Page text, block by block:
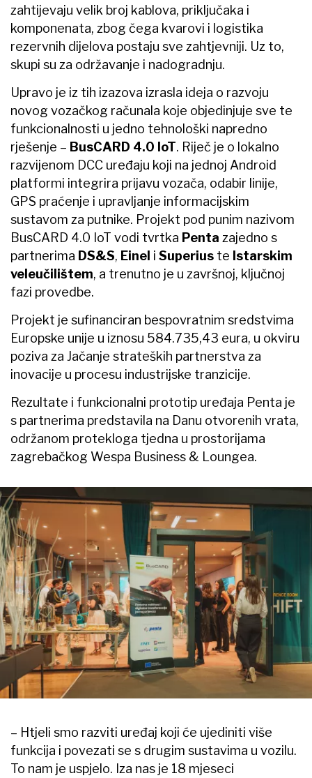
zahtijevaju velik broj kablova, priključaka i
komponenata, zbog čega kvarovi i logistika
rezervnih dijelova postaju sve zahtjevniji. Uz to,
skupi su za održavanje i nadogradnju.
Upravo je iz tih izazova izrasla ideja o razvoju
novog vozačkog računala koje objedinjuje sve te
funkcionalnosti u jedno tehnološki napredno
rješenje – BusCARD 4.0 IoT. Riječ je o lokalno
razvijenom DCC uređaju koji na jednoj Android
platformi integrira prijavu vozača, odabir linije,
GPS praćenje i upravljanje informacijskim
sustavom za putnike. Projekt pod punim nazivom
BusCARD 4.0 IoT vodi tvrtka Penta zajedno s
partnerima DS&S, Einel i Superius te Istarskim
veleučilištem, a trenutno je u završnoj, ključnoj
fazi provedbe.
Projekt je sufinanciran bespovratnim sredstvima
Europske unije u iznosu 584.735,43 eura, u okviru
poziva za Jačanje strateških partnerstva za
inovacije u procesu industrijske tranzicije.
Rezultate i funkcionalni prototip uređaja Penta je
s partnerima predstavila na Danu otvorenih vrata,
održanom protekloga tjedna u prostorijama
zagrebačkog Wespa Business & Loungea.
– Htjeli smo razviti uređaj koji će ujediniti više
funkcija i povezati se s drugim sustavima u vozilu.
To nam je uspjelo. Iza nas je 18 mjeseci